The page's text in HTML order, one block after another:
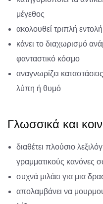
μέγεθος
ακολουθεί τριπλή εντολή
κάνει το διαχωρισμό
φανταστικό κόσμο
αναγνωρίζει
λύπη ή θυμό
Γλωσσικά και
διαθέτει πλούσιο
γραμματικούς κανόνες
συχνά μιλάει για μια
απολαμβάνει να